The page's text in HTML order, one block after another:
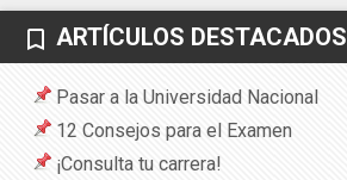
bookmark_border ARTÍCULOS DESTACADOS
Pasar a la Universidad Nacional
12 Consejos para el Examen
¡Consulta tu carrera!